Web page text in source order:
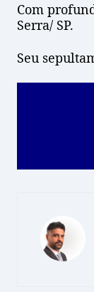
Com
Serra/ SP.
Seu